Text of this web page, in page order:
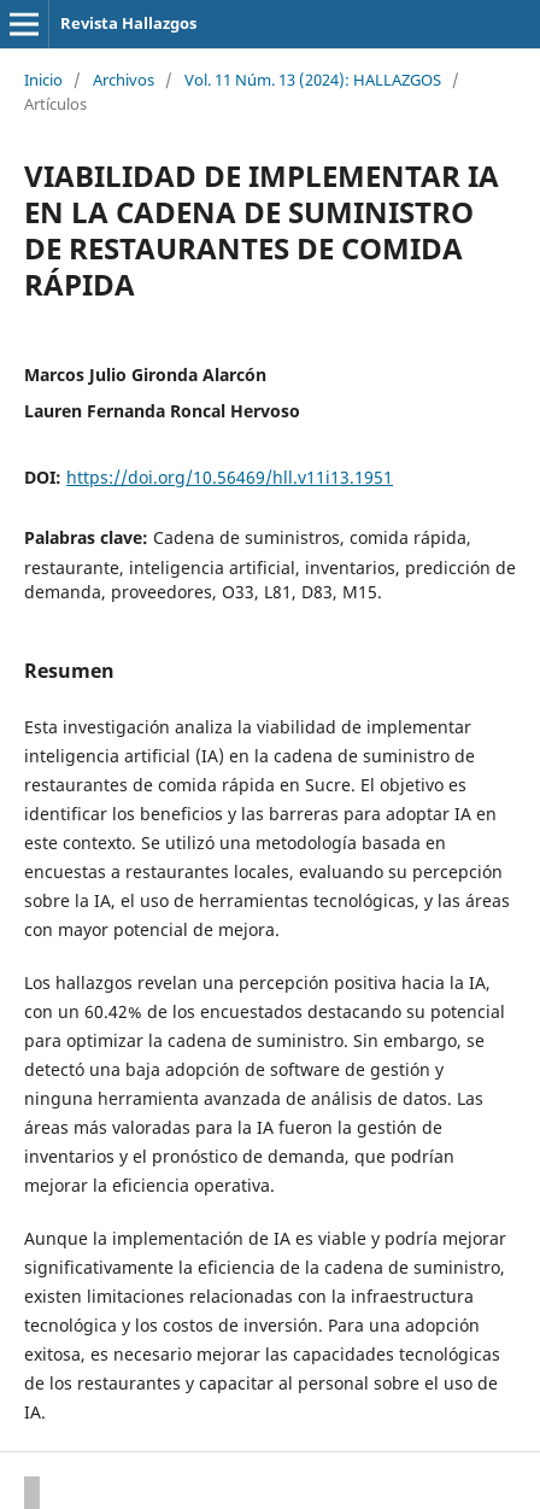
Revista Hallazgos
Inicio / Archivos / Vol. 11 Núm. 13 (2024): HALLAZGOS /
Artículos
VIABILIDAD DE IMPLEMENTAR IA
EN LA CADENA DE SUMINISTRO
DE RESTAURANTES DE COMIDA
RÁPIDA
Marcos Julio Gironda Alarcón
Lauren Fernanda Roncal Hervoso
DOI: https://doi.org/10.56469/hll.v11i13.1951
Palabras clave: Cadena de suministros, comida rápida,
restaurante, inteligencia artificial, inventarios, predicción de
demanda, proveedores, O33, L81, D83, M15.
Resumen
Esta investigación analiza la viabilidad de implementar
inteligencia artificial (IA) en la cadena de suministro de
restaurantes de comida rápida en Sucre. El objetivo es
identificar los beneficios y las barreras para adoptar IA en
este contexto. Se utilizó una metodología basada en
encuestas a restaurantes locales, evaluando su percepción
sobre la IA, el uso de herramientas tecnológicas, y las áreas
con mayor potencial de mejora.
Los hallazgos revelan una percepción positiva hacia la IA,
con un 60.42% de los encuestados destacando su potencial
para optimizar la cadena de suministro. Sin embargo, se
detectó una baja adopción de software de gestión y
ninguna herramienta avanzada de análisis de datos. Las
áreas más valoradas para la IA fueron la gestión de
inventarios y el pronóstico de demanda, que podrían
mejorar la eficiencia operativa.
Aunque la implementación de IA es viable y podría mejorar
significativamente la eficiencia de la cadena de suministro,
existen limitaciones relacionadas con la infraestructura
tecnológica y los costos de inversión. Para una adopción
exitosa, es necesario mejorar las capacidades tecnológicas
de los restaurantes y capacitar al personal sobre el uso de
IA.